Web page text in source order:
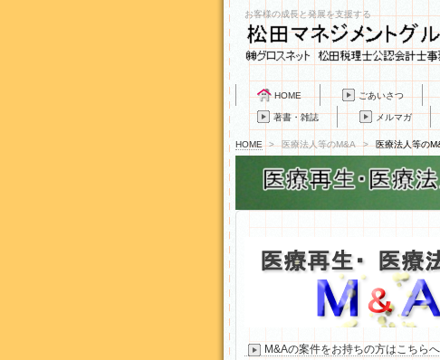
お客様の成長と発展を支援する
HOME ごあいさつ
著書・雑誌 メルマガ
HOME > 医療法人等のM&A > 医療法人等の
M&Aの案件をお持ちの方はこちら